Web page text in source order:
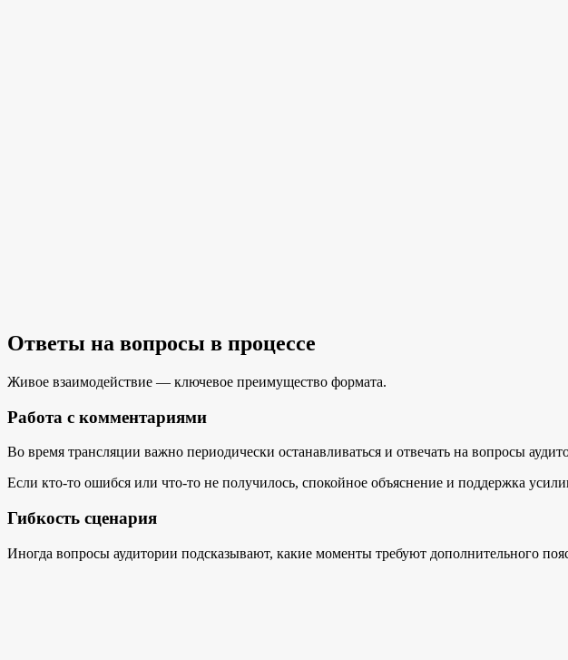
Ответы на вопросы в процессе
Живое взаимодействие — ключевое преимущество формата.
Работа с комментариями
Во время трансляции важно периодически останавливаться и отвечать на вопросы
Если кто-то ошибся или что-то не получилось, спокойное объяснение и поддержка
Гибкость сценария
Иногда вопросы аудитории подсказывают, какие моменты требуют дополнительного